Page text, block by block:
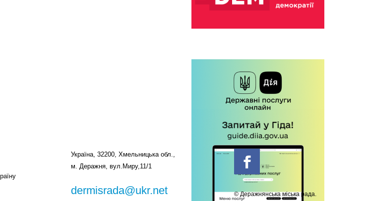
Україна, 32200, Хмельницька обл.,
м. Деражня, вул.Миру,11/1
dermisrada@ukr.net
© Деражнянська міська рада.